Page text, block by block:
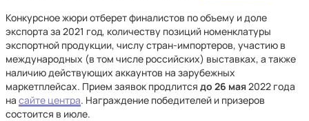
Конкурсное жюри отберет финалистов по объему и доле
экспорта за 2021 год, количеству позиций номенклатуры
экспортной продукции, числу стран-импортеров, участию в
международных (в том числе российских) выставках, а также
наличию действующих аккаунтов на зарубежных
маркетплейсах. Прием заявок продлится до 26 мая2022 года
на сайте центра. Награждение победителей и призеров
состоится в июле.